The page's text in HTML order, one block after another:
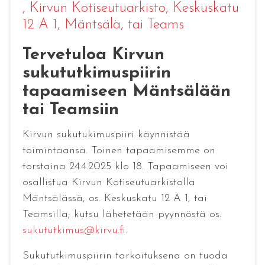
, Kirvun Kotiseutuarkisto, Keskuskatu
12 A 1, Mäntsälä, tai Teams
Tervetuloa Kirvun
sukututkimuspiirin
tapaamiseen Mäntsälään
tai Teamsiin
Kirvun sukutukimuspiiri käynnistää
toimintaansa. Toinen tapaamisemme on
torstaina 24.4.2025 klo 18. Tapaamiseen voi
osallistua Kirvun Kotiseutuarkistolla
Mäntsälässä, os. Keskuskatu 12 A 1, tai
Teamsilla; kutsu lähetetään pyynnöstä os.
sukututkimus@kirvu.fi.
Sukututkimuspiirin tarkoituksena on tuoda